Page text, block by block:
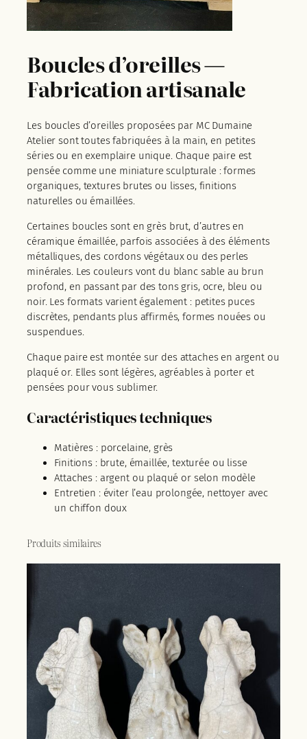
Boucles d’oreilles —
Fabrication artisanale
Les boucles d’oreilles proposées par MC Dumaine
Atelier sont toutes fabriquées à la main, en petites
séries ou en exemplaire unique. Chaque paire est
pensée comme une miniature sculpturale : formes
organiques, textures brutes ou lisses, finitions
naturelles ou émaillées.
Certaines boucles sont en grès brut, d’autres en
céramique émaillée, parfois associées à des éléments
métalliques, des cordons végétaux ou des perles
minérales. Les couleurs vont du blanc sable au brun
profond, en passant par des tons gris, ocre, bleu ou
noir. Les formats varient également : petites puces
discrètes, pendants plus affirmés, formes nouées ou
suspendues.
Chaque paire est montée sur des attaches en argent ou
plaqué or. Elles sont légères, agréables à porter et
pensées pour vous sublimer.
Caractéristiques techniques
Matières : porcelaine, grès
Finitions : brute, émaillée, texturée ou lisse
Attaches : argent ou plaqué or selon modèle
Entretien : éviter l’eau prolongée, nettoyer avec
un chiffon doux
Produits similaires